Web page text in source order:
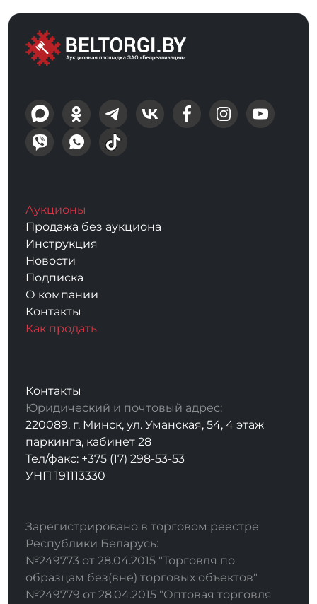
Аукционы
Продажа без аукциона
Инструкция
Новости
Подписка
О компании
Контакты
Как продать
Контакты
Юридический и почтовый адрес:
220089, г. Минск, ул. Уманская, 54, 4 этаж
паркинга, кабинет 28
Тел/факс: +375 (17) 298-53-53
УНП 191113330
Зарегистрировано в торговом реестре
Республики Беларусь:
№249773 от 28.04.2015 "Торговля по
образцам без(вне) торговых объектов"
№249779 от 28.04.2015 "Оптовая торговля